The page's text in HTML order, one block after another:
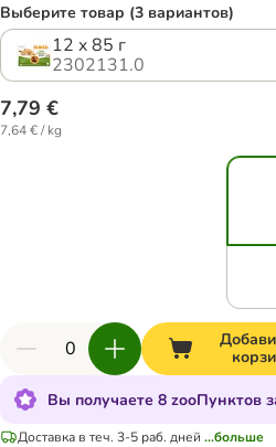
Выберите товар (3 вариантов)
12 x 85 г
2302131.0
7,79 €
7,64 € / kg
Вы получаете 8 zooПунктов
Доставка в теч. 3-5 раб. дней ...больше